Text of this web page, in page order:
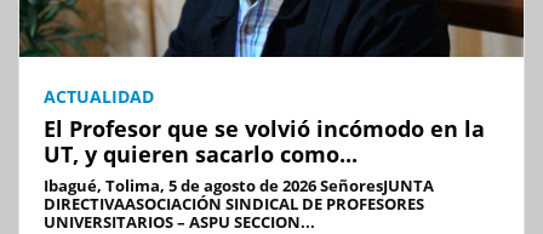
ACTUALIDAD
El Profesor que se volvió incómodo en la
UT, y quieren sacarlo como...
Ibagué, Tolima, 5 de agosto de 2026 SeñoresJUNTA
DIRECTIVAASOCIACIÓN SINDICAL DE PROFESORES
UNIVERSITARIOS – ASPU SECCION...